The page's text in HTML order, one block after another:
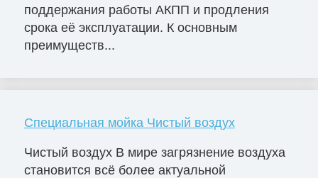
поддержания работы АКПП и продления
срока её эксплуатации. К основным
преимуществ...
Специальная мойка Чистый воздух
Чистый воздух В мире загрязнение воздуха
становится всё более актуальной